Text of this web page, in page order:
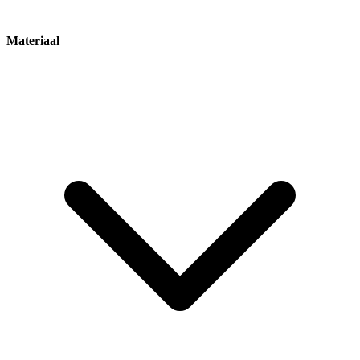
Materiaal